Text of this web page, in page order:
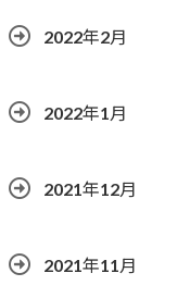
2022年2月
2022年1月
2021年12月
2021年11月